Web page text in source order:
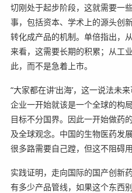
切刚处于起步阶段，这就需要一
事，包括资本、学术上的源头创
转化成产品的机制。单倍指出，
来看，这需要长期的积累；从工
此，而不是急着上市。
“大家都在讲‘出海’，这一说法未
企业一开始就该是一个全球的构
目标不分国界。因此一开始做药
及全球观念。中国的生物医药发
很多路需要自己蹚，但这不阻碍
实践证明，走向国际的国产创新
有多少产品管线，如果这个东西